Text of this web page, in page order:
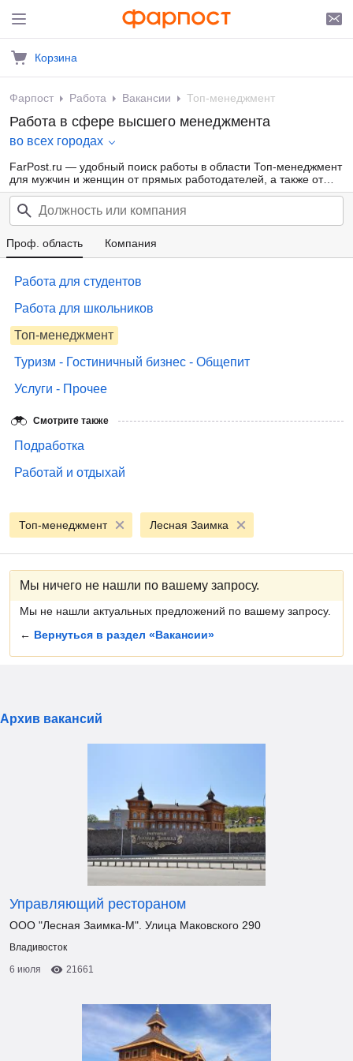
Корзина
Фарпост Работа Вакансии Топ-менеджмент
Работа в сфере высшего менеджмента
во всех городах
FarPost.ru — удобный поиск работы в области Топ-менеджмент
для мужчин и женщин от прямых работодателей, а также от
кадровых агентств. Свежие вакансии каждый день.
Проф. область Компания
Работа для студентов
Работа для школьников
Топ-менеджмент
Туризм - Гостиничный бизнес - Общепит
Услуги - Прочее
Смотрите также
Подработка
Работай и отдыхай
Топ-менеджмент Лесная Заимка
Мы ничего не нашли по вашему запросу.
Мы не нашли актуальных предложений по вашему запросу.
← Вернуться в раздел «Вакансии»
Архив вакансий
Управляющий рестораном
ООО "Лесная Заимка-М". Улица Маковского 290
Владивосток
6 июля
21661